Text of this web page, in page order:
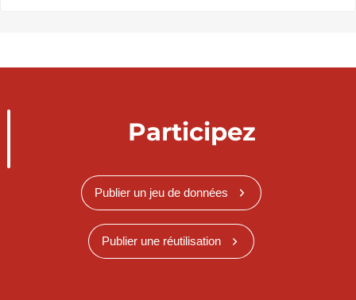
Participez
Publier un jeu de données
Publier une réutilisation